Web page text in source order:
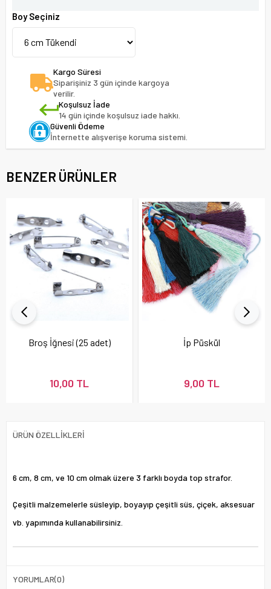
Boy Seçiniz
Kargo Süresi
Siparişiniz 3 gün içinde kargoya
verilir.
Koşulsuz İade
14 gün içinde koşulsuz iade hakkı.
Güvenli Ödeme
İnternette alışverişe koruma sistemi.
BENZER ÜRÜNLER
Broş İğnesi (25 adet)
10,00 TL
İp Püskül
9,00 TL
ÜRÜN ÖZELLIKLERI
6 cm, 8 cm, ve 10 cm olmak üzere 3 farklı boyda top strafor.
Çeşitli malzemelerle süsleyip, boyayıp çeşitli süs, çiçek, aksesuar
vb. yapımında kullanabilirsiniz.
YORUMLAR(0)